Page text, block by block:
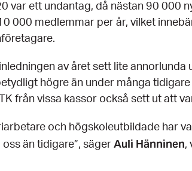
var ett undantag, då nästan 90 000
000 medlemmar per år, vilket
inledningen av året sett lite
högre än under många
från vissa kassor också sett ut att
och högskoleutbildade har
än tidigare”, säger Auli Hänninen,